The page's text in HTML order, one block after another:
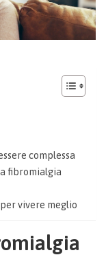
complessa
fibromialgia
vivere meglio